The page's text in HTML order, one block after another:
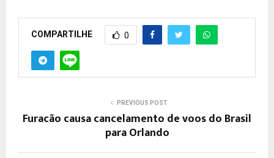
COMPARTILHE 0
PREVIOUS POST
Furacão causa cancelamento de voos do Brasil
para Orlando